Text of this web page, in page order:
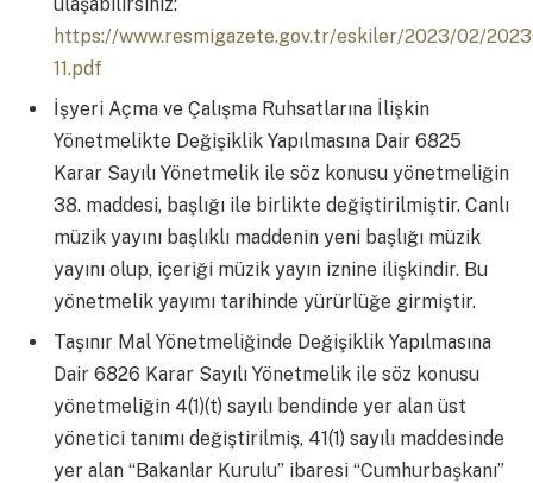
https://www.resmigazete.gov.tr/eskiler/2023/02/
11.pdf
İşyeri Açma ve Çalışma Ruhsatlarına İlişkin
Yönetmelikte Değişiklik Yapılmasına Dair 6825
Karar Sayılı Yönetmelik ile söz konusu yönetmeliğin
38. maddesi, başlığı ile birlikte değiştirilmiştir. Canlı
müzik yayını başlıklı maddenin yeni başlığı müzik
yayını olup, içeriği müzik yayın iznine ilişkindir. Bu
yönetmelik yayımı tarihinde yürürlüğe girmiştir.
Taşınır Mal Yönetmeliğinde Değişiklik Yapılmasına
Dair 6826 Karar Sayılı Yönetmelik ile söz konusu
yönetmeliğin 4(1)(t) sayılı bendinde yer alan üst
yönetici tanımı değiştirilmiş, 41(1) sayılı maddesinde
yer alan “Bakanlar Kurulu” ibaresi “Cumhurbaşkanı”